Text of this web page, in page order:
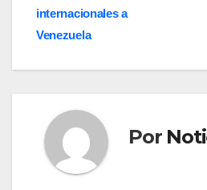
internacionales a
Venezuela
Por